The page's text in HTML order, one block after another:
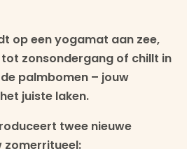
op een yogamat aan zee,
zonsondergang of chillt in
palmbomen – jouw
juiste laken.
twee nieuwe
zomerritueel: